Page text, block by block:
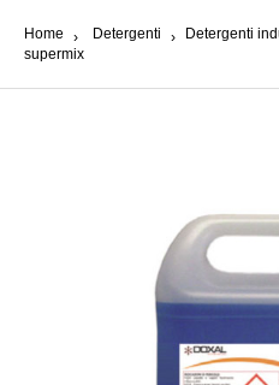
Home Detergenti Detergenti
supermix